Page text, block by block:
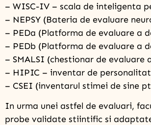
– WISC-IV – scala de inteligenta
– NEPSY (Bateria de evaluare
– PEDa (Platforma de evaluare a
– PEDb (Platforma de evaluare a
– SMALSI (chestionar de
– HIPIC – inventar de
– CSEI (inventarul stimei de sine
In urma unei astfel de evaluari,
probe validate stiintific si